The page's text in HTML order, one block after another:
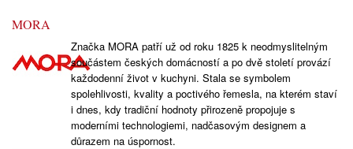
MORA
Značka MORA patří už od roku 1825 k neodmyslitelným
součástem českých domácností a po dvě století provází
každodenní život v kuchyni. Stala se symbolem
spolehlivosti, kvality a poctivého řemesla, na kterém staví
i dnes, kdy tradiční hodnoty přirozeně propojuje s
moderními technologiemi, nadčasovým designem a
důrazem na úspornost.